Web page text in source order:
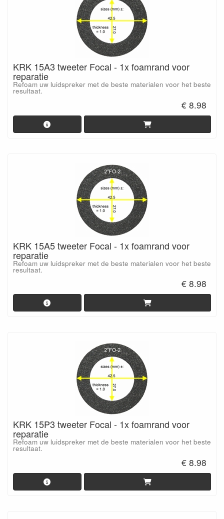
KRK 15A3 tweeter Focal - 1x foamrand voor
reparatie
Refoam uw luidspreker met de beste materialen voor het beste
resultaat.
€ 8.98
KRK 15A5 tweeter Focal - 1x foamrand voor
reparatie
Refoam uw luidspreker met de beste materialen voor het beste
resultaat.
€ 8.98
KRK 15P3 tweeter Focal - 1x foamrand voor
reparatie
Refoam uw luidspreker met de beste materialen voor het beste
resultaat.
€ 8.98